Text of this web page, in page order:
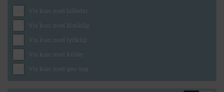
Vis kun med billeder
Vis kun med filmklip
Vis kun med lydklip
Vis kun med kilder
Vis kun med geo-tag